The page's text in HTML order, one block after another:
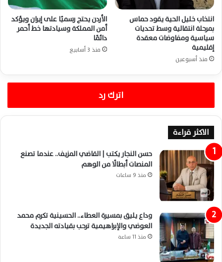
انتخاب خليل الحية يقود حماس
بمرحلة انتقالية وسط تحديات
سياسية ومفاوضات معقدة
إقليمية
منذ أسبوعين
الأردن يحتج رسميًا على إيران ويؤكد
أمن المملكة وسيادتها خط أحمر
دائمًا
منذ 3 أسابيع
اترك رد
الاكثر قراءة
حسن النجار يكتب | القاضي المزيف.. عندما تصنع
المنصات أبطالًا من الوهم
منذ 9 ساعات
وداع يليق بمسيرة العطاء.. الحسينية تكرم محمد
العوضي والإبراهيمية ترحب بقيادته الجديدة
منذ 11 ساعة